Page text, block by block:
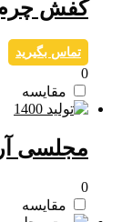
کفش چرم
تماس بگیرید
0
مقایسه
مجلسی
0
مقایسه